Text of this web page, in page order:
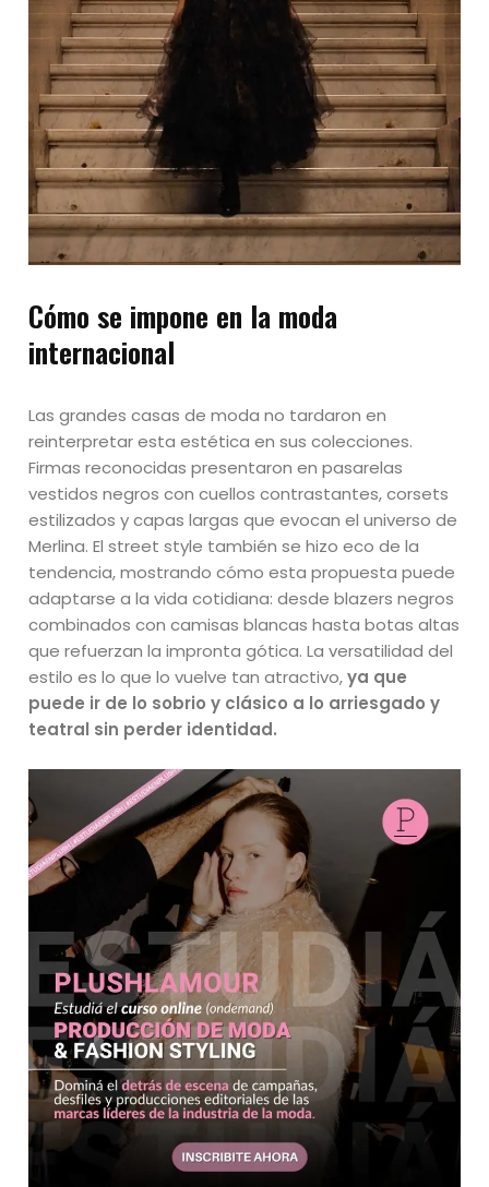
Cómo se impone en la moda
internacional
Las grandes casas de moda no tardaron en
reinterpretar esta estética en sus colecciones.
Firmas reconocidas presentaron en pasarelas
vestidos negros con cuellos contrastantes, corsets
estilizados y capas largas que evocan el universo de
Merlina. El street style también se hizo eco de la
tendencia, mostrando cómo esta propuesta puede
adaptarse a la vida cotidiana: desde blazers negros
combinados con camisas blancas hasta botas altas
que refuerzan la impronta gótica. La versatilidad del
estilo es lo que lo vuelve tan atractivo,ya que
puede ir de lo sobrio y clásico a lo arriesgado y
teatral sin perder identidad.